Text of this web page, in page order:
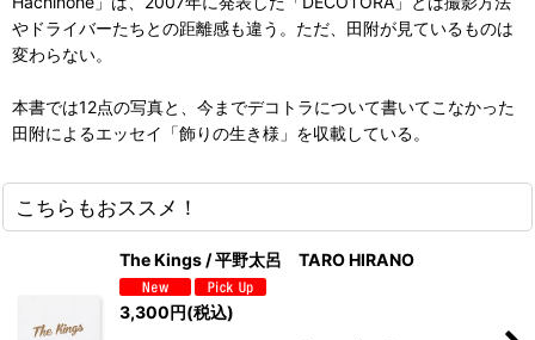
やドライバーたちとの距離感も違う。ただ、田附が見ているものは
変わらない。
本書では12点の写真と、今までデコトラについて書いてこなかった
田附によるエッセイ「飾りの生き様」を収載している。
こちらもおススメ！
The Kings / 平野太呂 TARO HIRANO
3,300円(税込)